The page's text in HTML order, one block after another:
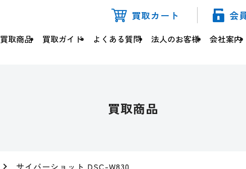
買取カート 会
買取商品 買取ガイド よくある質問 法人のお客様 会社案内
買取商品
サイバーショット DSC-W830